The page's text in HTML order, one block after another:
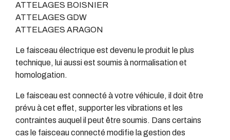
ATTELAGES BOISNIER
ATTELAGES GDW
ATTELAGES ARAGON
Le faisceau électrique est devenu le produit le plus
technique, lui aussi est soumis à normalisation et
homologation.
Le faisceau est connecté à votre véhicule, il doit être
prévu à cet effet, supporter les vibrations et les
contraintes auquel il peut être soumis. Dans certains
cas le faisceau connecté modifie la gestion des